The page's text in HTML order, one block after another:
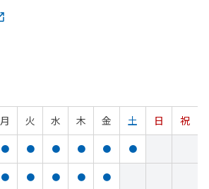
月 火 水 木 金 土 日
祝
● ● ● ● ● ●
● ● ● ● ●